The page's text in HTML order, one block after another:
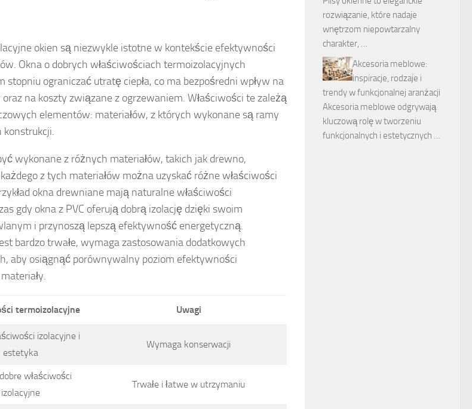
okien są niezwykle istotne w kontekście efektywności
Okna o dobrych właściwościach termoizolacyjnych
stopniu ograniczać utratę ciepła, co ma bezpośredni wpływ na
na koszty związane z ogrzewaniem. Właściwości te zależą
elementów: materiałów, z których wykonane są ramy
konstrukcji.
wykonane z różnych materiałów, takich jak drewno,
z tych materiałów można uzyskać różne właściwości
okna drewniane mają naturalne właściwości
gdy okna z PVC oferują dobrą izolację dzięki swoim
i przynoszą lepszą efektywność energetyczną.
bardzo trwałe, wymaga zastosowania dodatkowych
aby osiągnąć porównywalny poziom efektywności
termoizolacyjne Uwagi
izolacyjne i
estetyka
Wymaga konserwacji
właściwości
izolacyjne
Trwałe i łatwe w utrzymaniu
rozwiązanie, które nadaje
wnętrzom niepowtarzalny
charakter, …
Akcesoria meblowe:
inspiracje, rodzaje i
trendy w funkcjonalnej aranżacji
Akcesoria meblowe odgrywają
kluczową rolę w tworzeniu
funkcjonalnych i estetycznych …